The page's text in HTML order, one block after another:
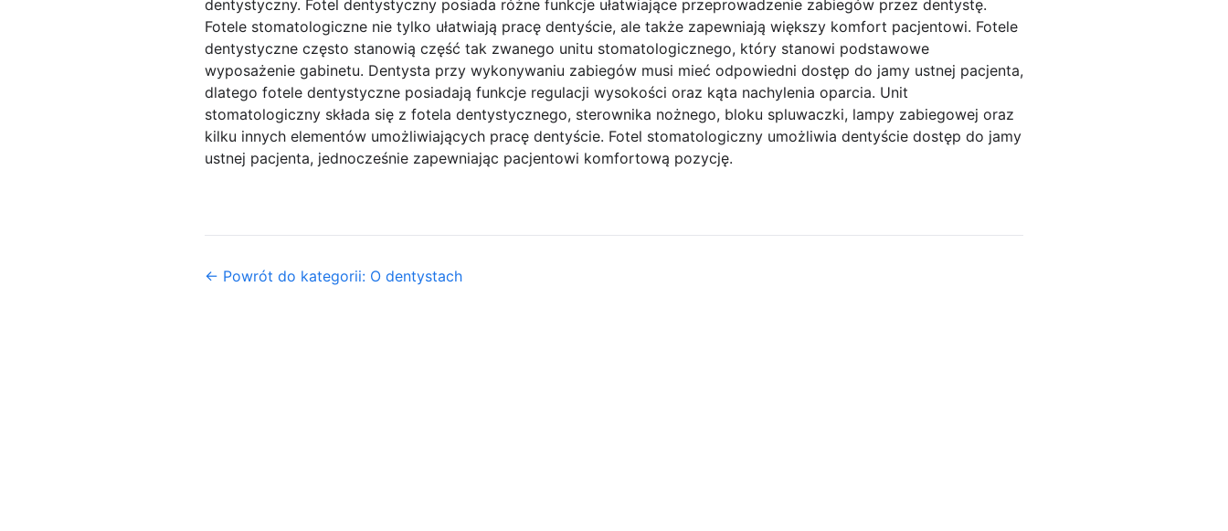
dentystyczny. Fotel dentystyczny posiada różne funkcje ułatwiające przeprowadzenie zabiegów przez dentystę.
Fotele stomatologiczne nie tylko ułatwiają pracę dentyście, ale także zapewniają większy komfort pacjentowi. Fotele
dentystyczne często stanowią część tak zwanego unitu stomatologicznego, który stanowi podstawowe
wyposażenie gabinetu. Dentysta przy wykonywaniu zabiegów musi mieć odpowiedni dostęp do jamy ustnej pacjenta,
dlatego fotele dentystyczne posiadają funkcje regulacji wysokości oraz kąta nachylenia oparcia. Unit
stomatologiczny składa się z fotela dentystycznego, sterownika nożnego, bloku spluwaczki, lampy zabiegowej oraz
kilku innych elementów umożliwiających pracę dentyście. Fotel stomatologiczny umożliwia dentyście dostęp do jamy
ustnej pacjenta, jednocześnie zapewniając pacjentowi komfortową pozycję.
← Powrót do kategorii: O dentystach